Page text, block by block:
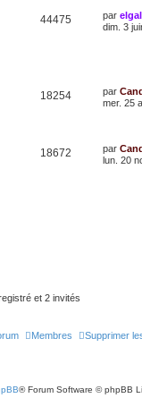
44475 par
dim. 3
18254 par
mer. 25
18672 par
lun. 20
et 2 invités
Supprimer
Membres
® Forum Software © phpBB